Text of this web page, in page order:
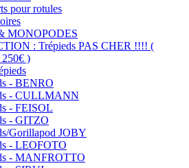
pour rotules
MONOPODES
: Trépieds PAS CHER !!!! (
250€ )
- BENRO
- CULLMANN
- FEISOL
- GITZO
Gorillapod JOBY
- LEOFOTO
- MANFROTTO